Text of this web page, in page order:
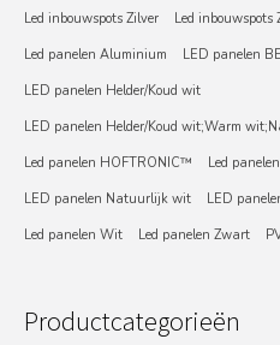
Led inbouwspots Zilver
Led inbouwspots
Led panelen Aluminium
LED panelen
LED panelen Helder/Koud wit
LED panelen Helder/Koud wit;Warm
Led panelen HOFTRONIC™
Led
LED panelen Natuurlijk wit
LED
Led panelen Wit
Led panelen Zwart
Productcategorieën